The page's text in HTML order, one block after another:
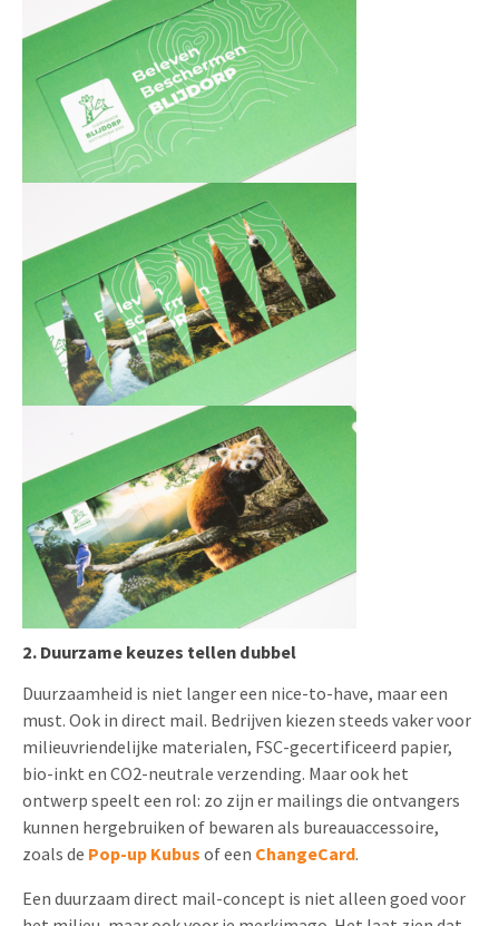
2. Duurzame keuzes tellen dubbel
Duurzaamheid is niet langer een nice-to-have, maar een
must. Ook in direct mail. Bedrijven kiezen steeds vaker voor
milieuvriendelijke materialen, FSC-gecertificeerd papier,
bio-inkt en CO2-neutrale verzending. Maar ook het
ontwerp speelt een rol: zo zijn er mailings die ontvangers
kunnen hergebruiken of bewaren als bureauaccessoire,
zoals de Pop-up Kubus of een ChangeCard.
Een duurzaam direct mail-concept is niet alleen goed voor